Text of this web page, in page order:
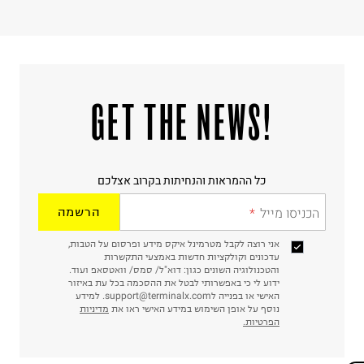
!GET THE NEWS
כל ההמראות והנחיתות בקרוב אצלכם
הכניסו מייל הרשמה
אני רוצה לקבל מטרמינל איקס מידע ופרסום על הטבות,
עדכונים וקולקציות חדשות באמצעי התקשרות
והטכנולוגיה השונים כגון: דוא"ל/ סמס/ וואטסאפ ועוד.
ידוע לי כי באפשרותי לבטל את ההסכמה בכל עת באיזור
האישי או בפנייה לsupport@terminalx.com. למידע
נוסף על אופן השימוש במידע האישי ראו את מדיניות
הפרטיות.